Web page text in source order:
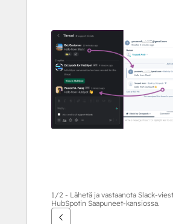
nuolipainikkeita
1/2 - Lähetä ja vastaanota Slack-
HubSpotin Saapuneet-kansiossa.